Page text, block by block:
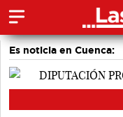
Es noticia en Cuenca: